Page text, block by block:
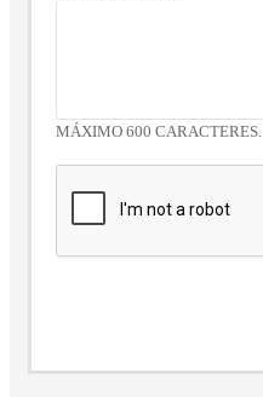
MÁXIMO 600 CARACTERES.